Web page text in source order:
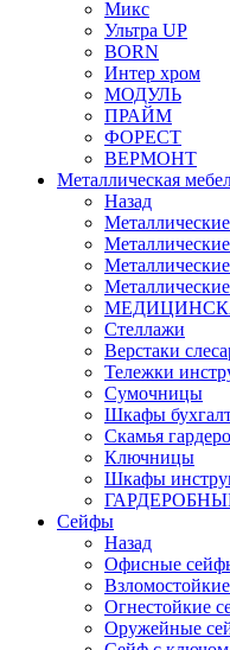
Микс
Ультра UP
BORN
Интер хром
МОДУЛЬ
ПРАЙМ
ФОРЕСТ
ВЕРМОНТ
Металлическая
Назад
Стеллажи
Верстаки
Тележки
Сумочницы
Шкафы
Скамья
Ключницы
Шкафы
Сейфы
Назад
Офисные
Огнестойкие
Оружейные